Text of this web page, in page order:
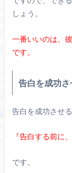
しょう。
一番いいのは、
です。
告白を成功
告白を成功させ
『告白する前に
です。